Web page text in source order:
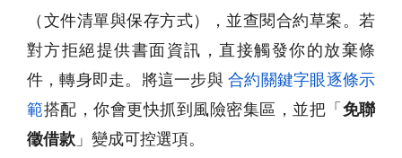
（文件清單與保存方式），並查閱合約草案。若
對方拒絕提供書面資訊，直接觸發你的放棄條
件，轉身即走。將這一步與合約關鍵字眼逐條示
範搭配，你會更快抓到風險密集區，並把「 免聯
徵借款 」變成可控選項。